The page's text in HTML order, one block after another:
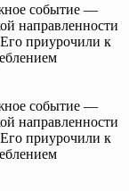
событие —
направленности
приурочили к
событие —
направленности
приурочили к